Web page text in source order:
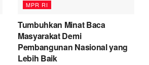
MPR RI
Tumbuhkan Minat Baca
Masyarakat Demi
Pembangunan Nasional yang
Lebih Baik